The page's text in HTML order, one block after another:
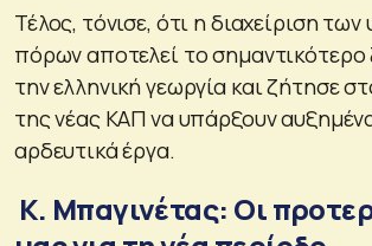
Τέλος, τόνισε, ότι η διαχείριση των
πόρων αποτελεί το σημαντικότερο
την ελληνική γεωργία και ζήτησε
της νέας ΚΑΠ να υπάρξουν
αρδευτικά έργα.
Κ. Μπαγινέτας: Οι